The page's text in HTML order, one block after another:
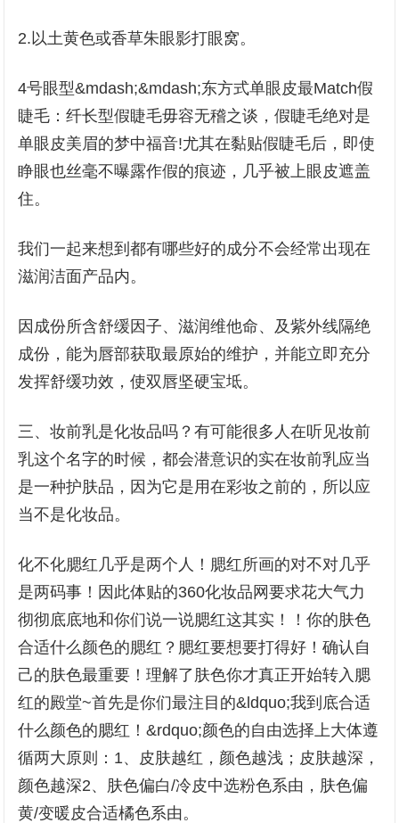
2.以土黄色或香草朱眼影打眼窝。
4号眼型&mdash;&mdash;东方式单眼皮最Match假
睫毛：纤长型假睫毛毋容无稽之谈，假睫毛绝对是
单眼皮美眉的梦中福音!尤其在黏贴假睫毛后，即使
睁眼也丝毫不曝露作假的痕迹，几乎被上眼皮遮盖
住。
我们一起来想到都有哪些好的成分不会经常出现在
滋润洁面产品内。
因成份所含舒缓因子、滋润维他命、及紫外线隔绝
成份，能为唇部获取最原始的维护，并能立即充分
发挥舒缓功效，使双唇坚硬宝坻。
三、妆前乳是化妆品吗？有可能很多人在听见妆前
乳这个名字的时候，都会潜意识的实在妆前乳应当
是一种护肤品，因为它是用在彩妆之前的，所以应
当不是化妆品。
化不化腮红几乎是两个人！腮红所画的对不对几乎
是两码事！因此体贴的360化妆品网要求花大气力
彻彻底底地和你们说一说腮红这其实！！你的肤色
合适什么颜色的腮红？腮红要想要打得好！确认自
己的肤色最重要！理解了肤色你才真正开始转入腮
红的殿堂~首先是你们最注目的&ldquo;我到底合适
什么颜色的腮红！&rdquo;颜色的自由选择上大体遵
循两大原则：1、皮肤越红，颜色越浅；皮肤越深，
颜色越深2、肤色偏白/冷皮中选粉色系由，肤色偏
黄/变暖皮合适橘色系由。